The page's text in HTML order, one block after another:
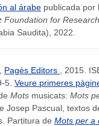
al árabe publicada por
Foundation for
Saudita), 2022.
Pagès Editors 2015
5 Veure primeres
Mots musicats: Mots
Josep Pascual, textos
Partitura de Mots per a